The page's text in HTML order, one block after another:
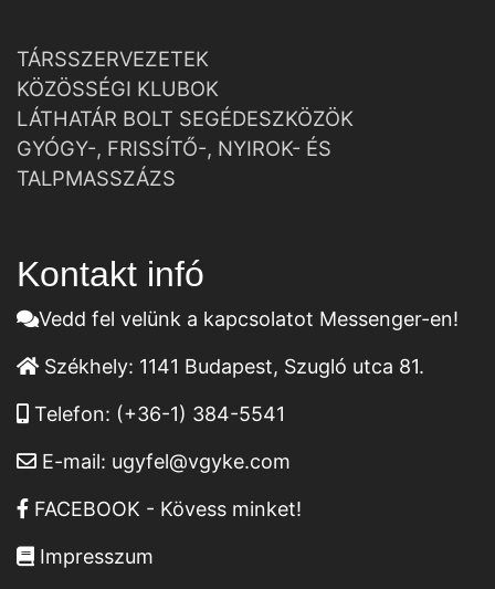
TÁRSSZERVEZETEK
KÖZÖSSÉGI KLUBOK
LÁTHATÁR BOLT SEGÉDESZKÖZÖK
GYÓGY-, FRISSÍTŐ-, NYIROK- ÉS
TALPMASSZÁZS
Kontakt infó
Vedd fel velünk a kapcsolatot Messenger-en!
Székhely: 1141 Budapest, Szugló utca 81.
Telefon: (+36-1) 384-5541
E-mail: ugyfel@vgyke.com
FACEBOOK - Kövess minket!
Impresszum